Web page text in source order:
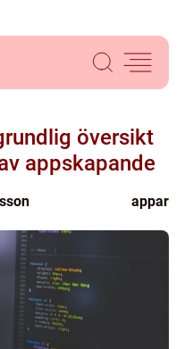
översikt
appskapande
appar